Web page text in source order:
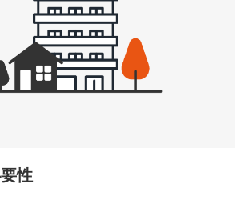
介にて取得した個人情報
、及び当社と取引のあるもしくは委託を受
・提携会社の保険その他に関する情報を提
の契約を勧奨するため
ンペーン等の実施のため
上およびお問合せ内容の正確な把握のため
性